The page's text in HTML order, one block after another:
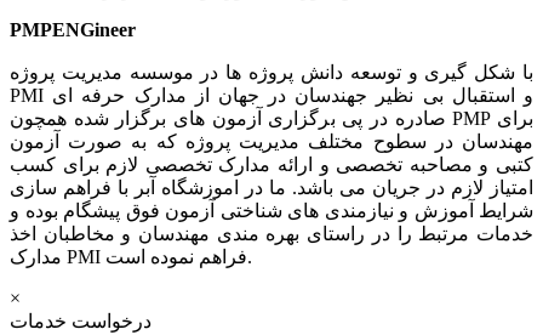
PMPENGineer
با شکل گیری و توسعه دانش پروژه ها در موسسه مدیریت پروژه
PMI و استقبال بی نظیر جهندسان در جهان از مدارک حرفه ای
صادره در پی برگزاری آزمون های برگزار شده همچون PMP برای
مهندسان در سطوح مختلف مدیریت پروژه که به صورت آزمون
کتبی و مصاحبه تخصصی و ارائه مدارک تخصصی لازم برای کسب
امتیاز لازم در جریان می باشد. ما در اموزشگاه آبر با فراهم سازی
شرایط آموزش و نیازمندی های شناختی آزمون فوق پیشگام بوده و
خدمات مرتبط را در راستای بهره مندی مهندسان و مخاطبان اخذ
مدارک PMI فراهم نموده است.
×
درخواست خدمات